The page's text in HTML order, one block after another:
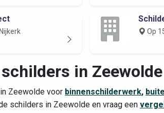
Op
in Zeewolde
in Zeewolde voor binnenschilderwerk,
schilders in Zeewolde en vraag een